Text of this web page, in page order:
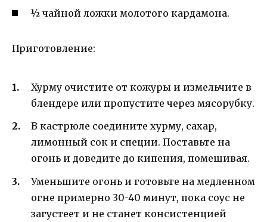
½ чайной ложки молотого кардамона.
Приготовление:
Хурму очистите от кожуры и измельчите в
блендере или пропустите через мясорубку.
В кастрюле соедините хурму, сахар,
лимонный сок и специи. Поставьте на
огонь и доведите до кипения, помешивая.
Уменьшите огонь и готовьте на медленном
огне примерно 30-40 минут, пока соус не
загустеет и не станет консистенцией